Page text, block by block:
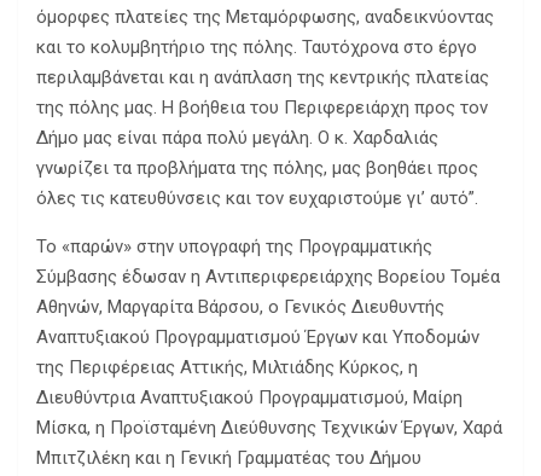
όμορφες πλατείες της Μεταμόρφωσης, αναδεικνύοντας
και το κολυμβητήριο της πόλης. Ταυτόχρονα στο έργο
περιλαμβάνεται και η ανάπλαση της κεντρικής πλατείας
της πόλης μας. Η βοήθεια του Περιφερειάρχη προς τον
Δήμο μας είναι πάρα πολύ μεγάλη. Ο κ. Χαρδαλιάς
γνωρίζει τα προβλήματα της πόλης, μας βοηθάει προς
όλες τις κατευθύνσεις και τον ευχαριστούμε γι’ αυτό”.
Το «παρών» στην υπογραφή της Προγραμματικής
Σύμβασης έδωσαν η Αντιπεριφερειάρχης Βορείου Τομέα
Αθηνών, Μαργαρίτα Βάρσου, ο Γενικός Διευθυντής
Αναπτυξιακού Προγραμματισμού Έργων και Υποδομών
της Περιφέρειας Αττικής, Μιλτιάδης Κύρκος, η
Διευθύντρια Αναπτυξιακού Προγραμματισμού, Μαίρη
Μίσκα, η Προϊσταμένη Διεύθυνσης Τεχνικών Έργων, Χαρά
Μπιτζιλέκη και η Γενική Γραμματέας του Δήμου